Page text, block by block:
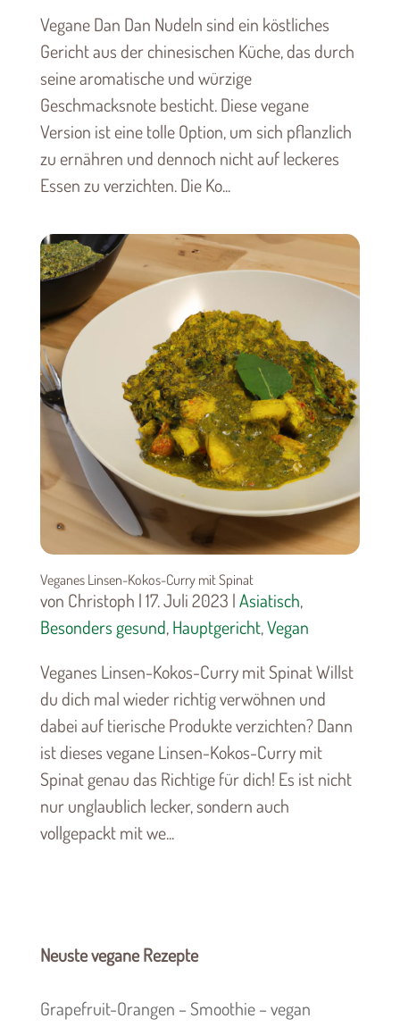
Vegane Dan Dan Nudeln sind ein köstliches
Gericht aus der chinesischen Küche, das durch
seine aromatische und würzige
Geschmacksnote besticht. Diese vegane
Version ist eine tolle Option, um sich pflanzlich
zu ernähren und dennoch nicht auf leckeres
Essen zu verzichten. Die Ko...
Veganes Linsen-Kokos-Curry mit Spinat
von Christoph | 17. Juli 2023 |Asiatisch,
Besonders gesund,Hauptgericht,Vegan
Veganes Linsen-Kokos-Curry mit Spinat Willst
du dich mal wieder richtig verwöhnen und
dabei auf tierische Produkte verzichten? Dann
ist dieses vegane Linsen-Kokos-Curry mit
Spinat genau das Richtige für dich! Es ist nicht
nur unglaublich lecker, sondern auch
vollgepackt mit we...
Neuste vegane Rezepte
Grapefruit-Orangen – Smoothie – vegan